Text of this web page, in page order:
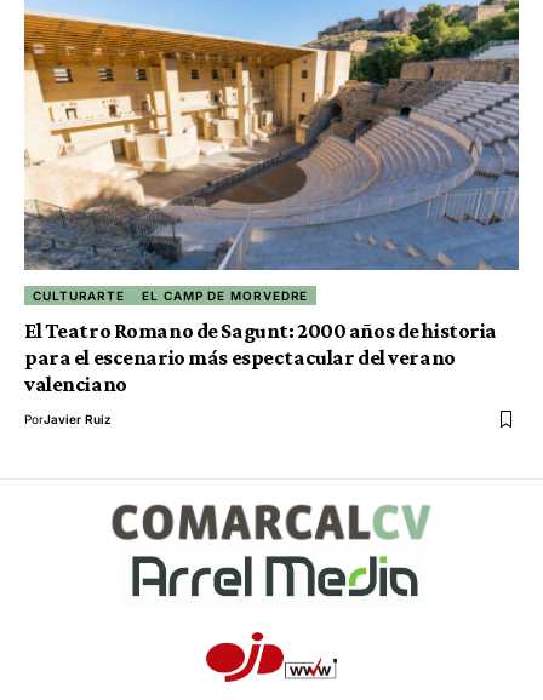
CULTURARTE EL CAMP DE MORVEDRE
El Teatro Romano de Sagunt: 2000 años de historia
para el escenario más espectacular del verano
valenciano
PorJavier Ruiz